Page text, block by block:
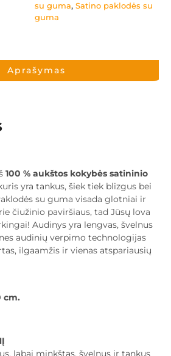
su guma, Satino paklodės su
guma
Aprašymas
100 % aukštos kokybės satininio
yra tankus, šiek tiek blizgus bei
su guma visada glotniai ir
čiužinio paviršiaus, tad Jūsų lova
Audinys yra lengvas, švelnus
audinių verpimo technologijas
ilgaamžis ir vienas atspariausių
cm.
labai minkštas, švelnus ir tankus